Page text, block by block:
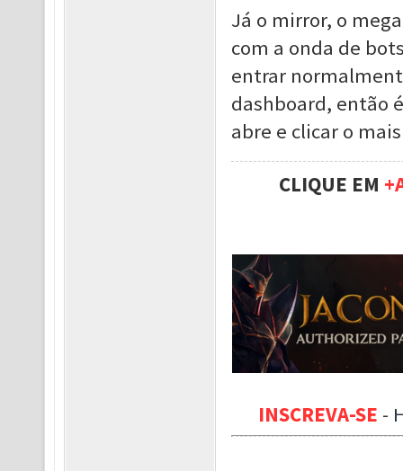
Já o mirror, o
com a onda de
entrar
dashboard, então
abre e clicar o
CLIQUE EM
INSCREVA-SE -